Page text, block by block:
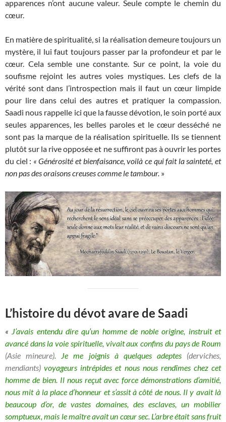
apparences n’ont aucune valeur. Seule compte le chemin du
cœur.
En matière de spiritualité, si la réalisation demeure toujours un
mystère, il lui faut toujours passer par la profondeur et par le
cœur. Cela semble une constante. Sur ce point, la voie du
soufisme rejoint les autres voies mystiques. Les clefs de la
vérité sont dans l’introspection mais il faut un cœur limpide
pour lire dans celui des autres et pratiquer la compassion.
Saadi nous rappelle ici que la fausse dévotion, le soin porté aux
seules apparences, les belles paroles et le cœur desséché ne
sont pas la marque de la réalisation spirituelle. Ils se tiennent
plutôt sur la rive opposée et ne suffiront pas à ouvrir les portes
du ciel : « Générosité et bienfaisance, voilà ce qui fait la sainteté, et
non pas des oraisons creuses comme le tambour. »
L’histoire du dévot avare de Saadi
« J’avais entendu dire qu’un homme de noble origine, instruit et
avancé dans la voie spirituelle, vivait aux confins du pays de Roum
(Asie mineure). Je me joignis à quelques adeptes (derviches,
mendiants) voyageurs intrépides et nous nous rendîmes chez cet
homme de bien. Il nous reçut avec force démonstrations d’amitié,
nous mit à la place d’honneur et s’assit à côté de nous. Il y avait là
beaucoup d’or, de vastes domaines, des esclaves, un mobilier
somptueux, mais le maître avait un cœur sec. L’arbre était sans fruit